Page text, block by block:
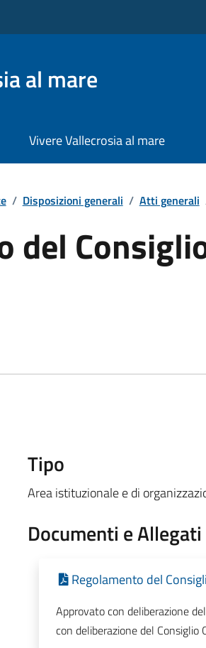
al mare
Vivere Vallecrosia al mare
/ Disposizioni generali / Atti generali
del
Tipo
Area istituzionale e di
Documenti e Allegati
Regolamento del
Approvato con deliberazione
con deliberazione del